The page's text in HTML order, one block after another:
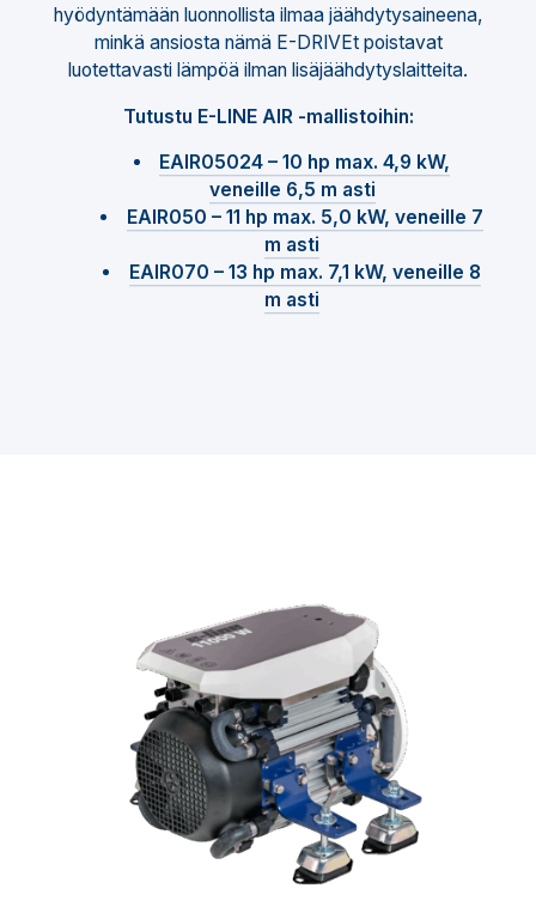
hyödyntämään luonnollista ilmaa jäähdytysaineena,
minkä ansiosta nämä E-DRIVEt poistavat
luotettavasti lämpöä ilman lisäjäähdytyslaitteita.
Tutustu E-LINE AIR -mallistoihin:
EAIR05024 – 10 hp max. 4,9 kW,
veneille 6,5 m asti
EAIR050 – 11 hp max. 5,0 kW, veneille 7
m asti
EAIR070 – 13 hp max. 7,1 kW, veneille 8
m asti